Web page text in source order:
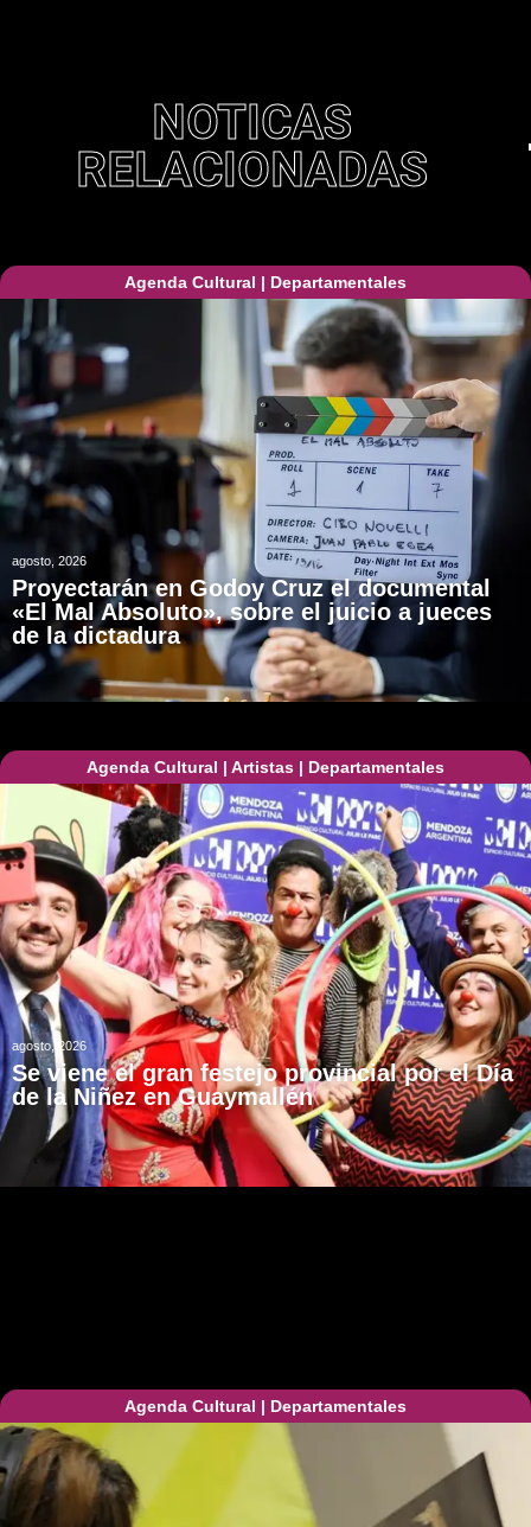
NOTICAS
RELACIONADAS
Agenda Cultural | Departamentales
agosto, 2026
Proyectarán en Godoy Cruz el documental
«El Mal Absoluto», sobre el juicio a jueces
de la dictadura
Agenda Cultural | Artistas | Departamentales
agosto, 2026
Se viene el gran festejo provincial por el Día
de la Niñez en Guaymallén
Agenda Cultural | Departamentales